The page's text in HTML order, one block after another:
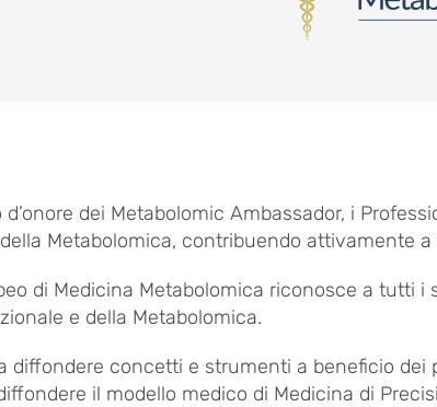
d’onore dei Metabolomic Ambassador, i
Metabolomica, contribuendo attivamente a
di Medicina Metabolomica riconosce a tutti
e della Metabolomica.
diffondere concetti e strumenti a beneficio
il modello medico di Medicina di